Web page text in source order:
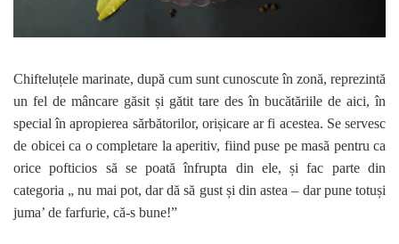
Chifteluțele marinate, după cum sunt cunoscute în zonă, reprezintă
un fel de mâncare găsit și gătit tare des în bucătăriile de aici, în
special în apropierea sărbătorilor, orișicare ar fi acestea. Se servesc
de obicei ca o completare la aperitiv, fiind puse pe masă pentru ca
orice pofticios să se poată înfrupta din ele, și fac parte din
categoria „ nu mai pot, dar dă să gust și din astea – dar pune totuși
juma’ de farfurie, că-s bune!”